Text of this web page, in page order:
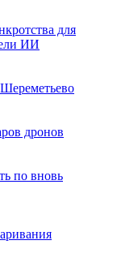
для
ИИ
дронов
по вновь